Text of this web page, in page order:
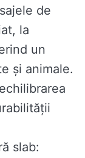
de
la
un
și animale.
slab: